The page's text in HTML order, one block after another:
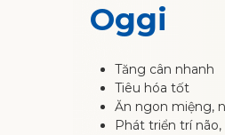
Oggi
Tăng cân nhanh
Tiêu hóa tốt
Ăn ngon miệng,
Phát triển trí